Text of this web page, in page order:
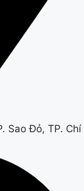
Sao Đỏ, TP. Chí